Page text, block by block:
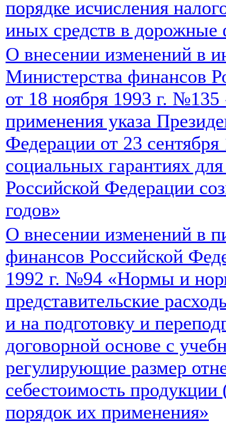
порядке исчисления
иных средств в
О внесении изменений в
Министерства финансов
от 18 ноября 1993 г.
применения указа
Федерации от 23
социальных гарантиях
Российской Федерации
годов»
О внесении изменений в
финансов Российской
1992 г. №94 «Нормы и
представительские
и на подготовку и
договорной основе с
регулирующие размер
себестоимость продукции
порядок их применения»